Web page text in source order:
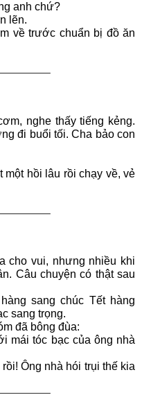
anh chứ?
lẽn.
về trước chuẩn bị đồ ăn
nghe thấy tiếng kẻng.
đi buổi tối. Cha bảo con
một hồi lâu rồi chạy về, vẻ
cho vui, nhưng nhiều khi
Câu chuyện có thật sau
sang chúc Tết hàng
sang trọng.
đã bông đùa:
mái tóc bạc của ông nhà
Ông nhà hói trụi thế kia